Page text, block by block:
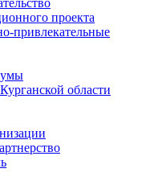
проекта
привлекательные
области